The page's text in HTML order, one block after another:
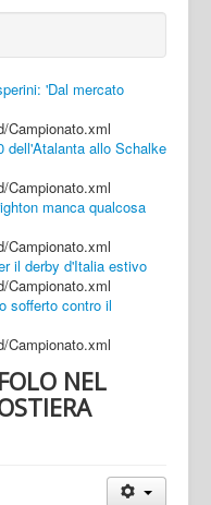
'Dal mercato
Campionato.xml
dell'Atalanta allo Schalke
Campionato.xml
manca qualcosa
Campionato.xml
il derby d'Italia estivo
Campionato.xml
sofferto contro il
Campionato.xml
NEL